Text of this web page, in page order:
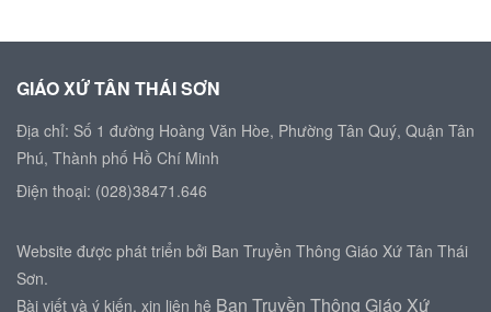
GIÁO XỨ TÂN THÁI SƠN
Địa chỉ: Số 1 đường Hoàng Văn Hòe, Phường Tân Quý, Quận Tân
Phú, Thành phố Hồ Chí Minh
Điện thoại: (028)38471.646
Website được phát triển bởi Ban Truyền Thông Giáo Xứ Tân Thái
Sơn.
Bài viết và ý kiến, xin liên hệ Ban Truyền Thông Giáo Xứ